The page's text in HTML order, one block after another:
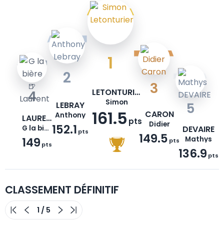
1
LETONTURIER
Simon
161.5 pts
2
LEBRAY
Anthony
152.1 pts
3
CARON
Didier
149.5 pts
4
LAURENT
G la bière🍺
149 pts
5
DEVAIRE
Mathys
136.9 pts
CLASSEMENT DÉFINITIF